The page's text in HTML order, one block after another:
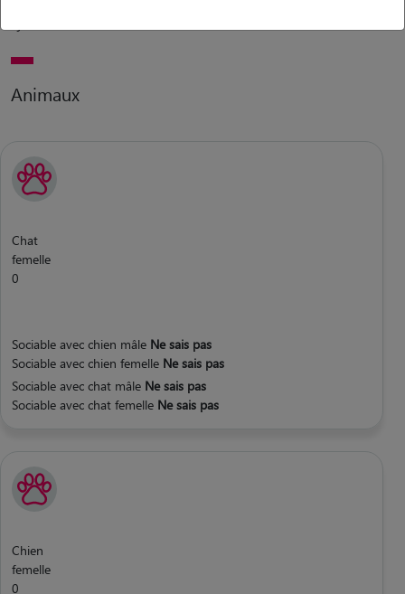
Animaux
Chat
femelle
0
Sociable avec chien mâle Ne sais pas
Sociable avec chien femelle Ne sais pas
Sociable avec chat mâle Ne sais pas
Sociable avec chat femelle Ne sais pas
Chien
femelle
0